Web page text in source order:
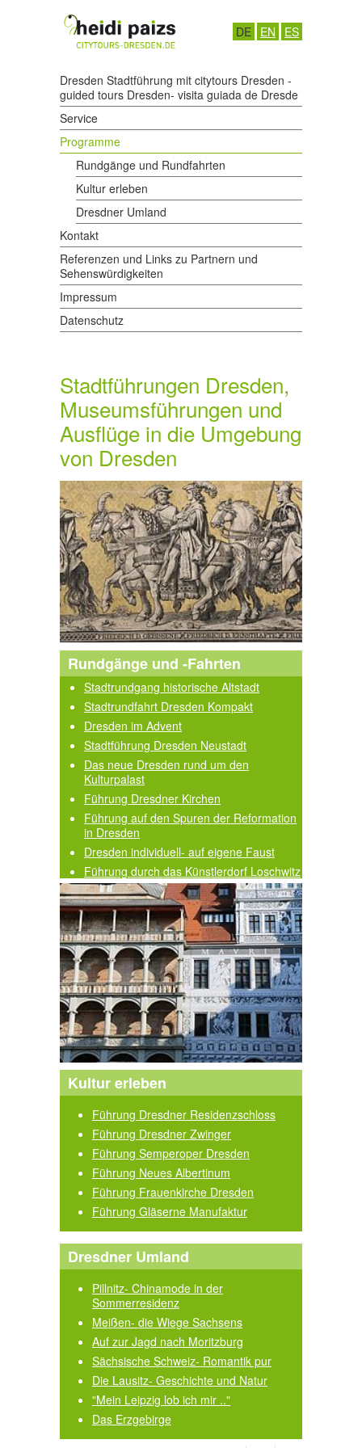
DE EN ES
Dresden Stadtführung mit citytours Dresden -
guided tours Dresden- visita guiada de Dresde
Service
Programme
Rundgänge und Rundfahrten
Kultur erleben
Dresdner Umland
Kontakt
Referenzen und Links zu Partnern und
Sehenswürdigkeiten
Impressum
Datenschutz
Stadtführungen Dresden,
Museumsführungen und
Ausflüge in die Umgebung
von Dresden
Rundgänge und -Fahrten
Stadtrundgang historische Altstadt
Stadtrundfahrt Dresden Kompakt
Dresden im Advent
Stadtführung Dresden Neustadt
Das neue Dresden rund um den
Kulturpalast
Führung Dresdner Kirchen
Führung auf den Spuren der Reformation
in Dresden
Dresden individuell- auf eigene Faust
Führung durch das Künstlerdorf Loschwitz
Kultur erleben
Führung Dresdner Residenzschloss
Führung Dresdner Zwinger
Führung Semperoper Dresden
Führung Neues Albertinum
Führung Frauenkirche Dresden
Führung Gläserne Manufaktur
Dresdner Umland
Pillnitz- Chinamode in der
Sommerresidenz
Meißen- die Wiege Sachsens
Auf zur Jagd nach Moritzburg
Sächsische Schweiz- Romantik pur
Die Lausitz- Geschichte und Natur
"Mein Leipzig lob ich mir .."
Das Erzgebirge